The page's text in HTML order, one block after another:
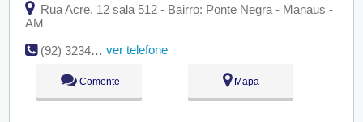
Rua Acre, 12 sala 512 - Bairro: Ponte Negra - Manaus -
AM
(92) 3234-8430
ver telefone
Comente Mapa